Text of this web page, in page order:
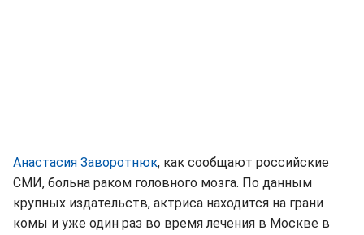
Анастасия Заворотнюк, как сообщают российские
СМИ, больна раком головного мозга. По данным
крупных издательств, актриса находится на грани
комы и уже один раз во время лечения в Москве в